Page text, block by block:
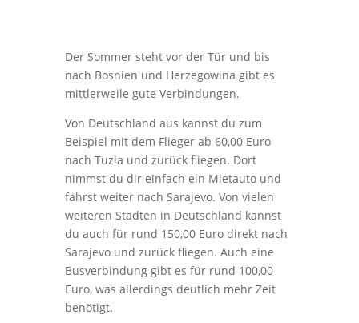
Der Sommer steht vor der Tür und bis
nach Bosnien und Herzegowina gibt es
mittlerweile gute Verbindungen.
Von Deutschland aus kannst du zum
Beispiel mit dem Flieger ab 60,00 Euro
nach Tuzla und zurück fliegen. Dort
nimmst du dir einfach ein Mietauto und
fährst weiter nach Sarajevo. Von vielen
weiteren Städten in Deutschland kannst
du auch für rund 150,00 Euro direkt nach
Sarajevo und zurück fliegen. Auch eine
Busverbindung gibt es für rund 100,00
Euro, was allerdings deutlich mehr Zeit
benötigt.